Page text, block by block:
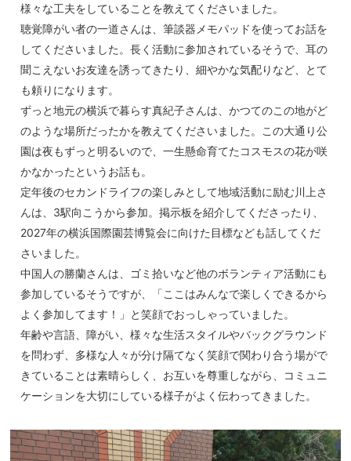
様々な工夫をしていることを教えてくださいました。
聴覚障がい者の一道さんは、筆談器メモパッドを使ってお話を
してくださいました。長く活動に参加されているそうで、耳の
聞こえないお友達を誘ってきたり、細やかな気配りなど、とて
も頼りになります。
ずっと地元の横浜で暮らす真紀子さんは、かつてのこの地がど
のような場所だったかを教えてくださいました。この大通り公
園は夜もずっと明るいので、一生懸命育てたコスモスの花が咲
かなかったというお話も。
定年後のセカンドライフの楽しみとして地域活動に励む川上さ
んは、3駅向こうから参加。掲示板を紹介してくださったり、
2027年の横浜国際園芸博覧会に向けた目標なども話してくだ
さいました。
中国人の勝蘭さんは、ゴミ拾いなど他のボランティア活動にも
参加しているそうですが、「ここはみんなで楽しくできるから
よく参加してます！」と笑顔でおっしゃっていました。
年齢や言語、障がい、様々な生活スタイルやバックグラウンド
を問わず、多様な人々が分け隔てなく笑顔で関わり合う場がで
きていることは素晴らしく、お互いを尊重しながら、コミュニ
ケーションを大切にしている様子がよく伝わってきました。